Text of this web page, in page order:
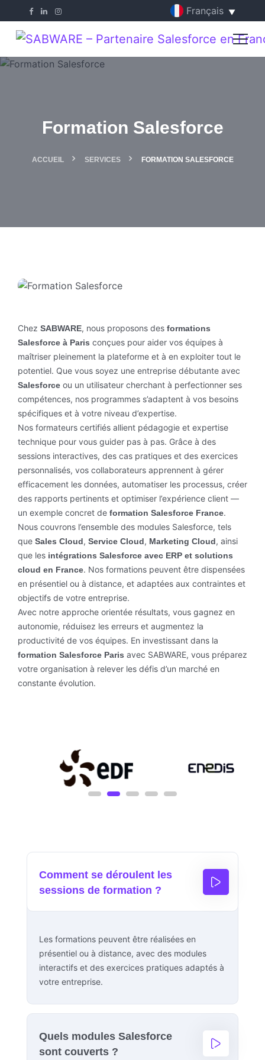
Formation Salesforce
ACCUEIL SERVICES FORMATION SALESFORCE
Chez SABWARE, nous proposons des formations
Salesforce à Paris conçues pour aider vos équipes à
maîtriser pleinement la plateforme et à en exploiter tout le
potentiel. Que vous soyez une entreprise débutante avec
Salesforce ou un utilisateur cherchant à perfectionner ses
compétences, nos programmes s’adaptent à vos besoins
spécifiques et à votre niveau d’expertise.
Nos formateurs certifiés allient pédagogie et expertise
technique pour vous guider pas à pas. Grâce à des
sessions interactives, des cas pratiques et des exercices
personnalisés, vos collaborateurs apprennent à gérer
efficacement les données, automatiser les processus, créer
des rapports pertinents et optimiser l’expérience client —
un exemple concret de formation Salesforce France.
Nous couvrons l’ensemble des modules Salesforce, tels
que Sales Cloud, Service Cloud, Marketing Cloud, ainsi
que les intégrations Salesforce avec ERP et solutions
cloud en France. Nos formations peuvent être dispensées
en présentiel ou à distance, et adaptées aux contraintes et
objectifs de votre entreprise.
Avec notre approche orientée résultats, vous gagnez en
autonomie, réduisez les erreurs et augmentez la
productivité de vos équipes. En investissant dans la
formation Salesforce Paris avec SABWARE, vous préparez
votre organisation à relever les défis d’un marché en
constante évolution.
Comment se déroulent les
sessions de formation ?
Les formations peuvent être réalisées en
présentiel ou à distance, avec des modules
interactifs et des exercices pratiques adaptés à
votre entreprise.
Quels modules Salesforce
sont couverts ?